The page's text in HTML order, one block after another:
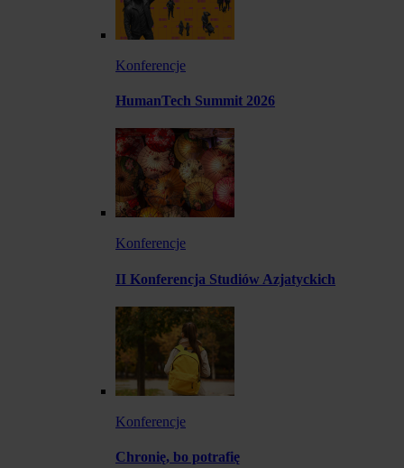
Konferencje
HumanTech Summit 2026
Konferencje
II Konferencja Studiów Azjatyckich
Konferencje
Chronię, bo potrafię